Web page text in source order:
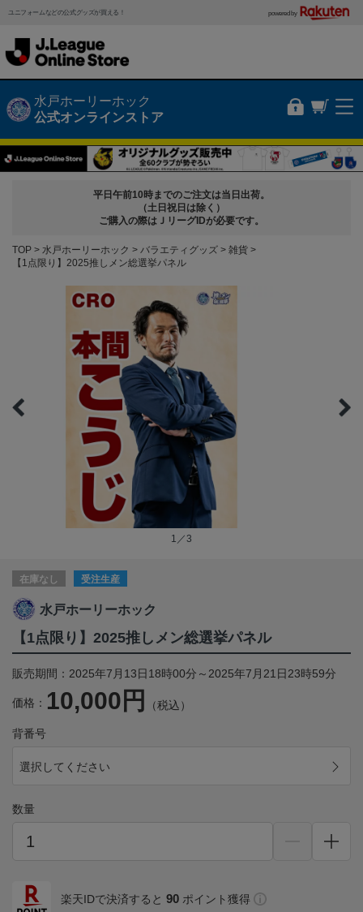
ユニフォームなどの公式グッズが買える！ powered by
水戸ホーリーホック
公式オンラインストア
平日午前10時までのご注文は当日出荷。
（土日祝日は除く）
ご購入の際はＪリーグIDが必要です。
TOP 水戸ホーリーホック バラエティグッズ
雑貨
【1点限り】2025推しメン総選挙パネル
1／3
在庫なし 受注生産
水戸ホーリーホック
【1点限り】2025推しメン総選挙パネル
販売期間：2025年7月13日18時00分～2025年7月21日23時59分
価格： 10,000円 （税込）
背番号
選択してください
数量
楽天IDで決済すると 90 ポイント獲得